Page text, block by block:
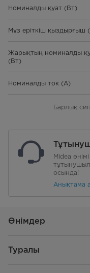
Номиналды қуат (Вт)
Мұз еріткіш қыздырғыш
Жарықтың номиналды
(Вт)
Номиналды ток (А)
Көбік түзуші агент
Энергия тұтыну
Энергия үнемділігі класы
Мұздатқыш бөлігінің
көлемі, л
Суытқыш бөлік жалпы
Барлық
Midea
осында!
Анықтама
Өнімдер
Туралы